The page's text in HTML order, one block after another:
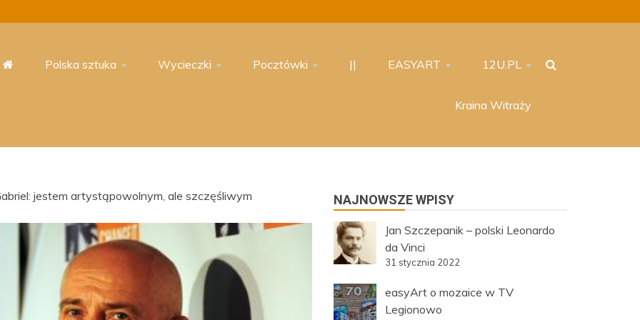
Polska sztuka Wycieczki Pocztówki || EASYART 12U.PL
Kraina Witraży
jestem artystąpowolnym, ale szczęśliwym NAJNOWSZE WPISY
Jan Szczepanik – polski Leonardo
da Vinci
31 stycznia 2022
easyArt o mozaice w TV
Legionowo